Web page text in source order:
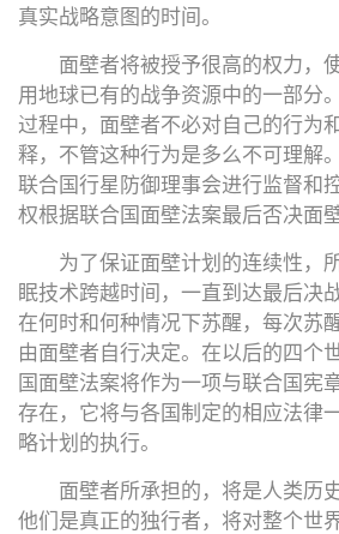
真实战略意图的时间。
面壁者将被授予很高的权力，
用地球已有的战争资源中的一部分
过程中，面壁者不必对自己的行为
释，不管这种行为是多么不可理解
联合国行星防御理事会进行监督和
权根据联合国面壁法案最后否决面
为了保证面壁计划的连续性，
眠技术跨越时间，一直到达最后决
在何时和何种情况下苏醒，每次苏
由面壁者自行决定。在以后的四个
国面壁法案将作为一项与联合国宪
存在，它将与各国制定的相应法律
略计划的执行。
面壁者所承担的，将是人类历
他们是真正的独行者，将对整个世